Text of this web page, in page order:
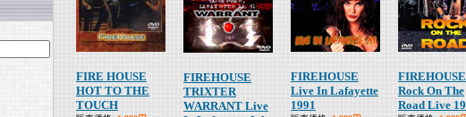
FIRE HOUSE
HOT TO THE
TOUCH
FIREHOUSE
TRIXTER
WARRANT Live
FIREHOUSE
Live In Lafayette
1991
FIREHOUSE
Rock On The
Road Live